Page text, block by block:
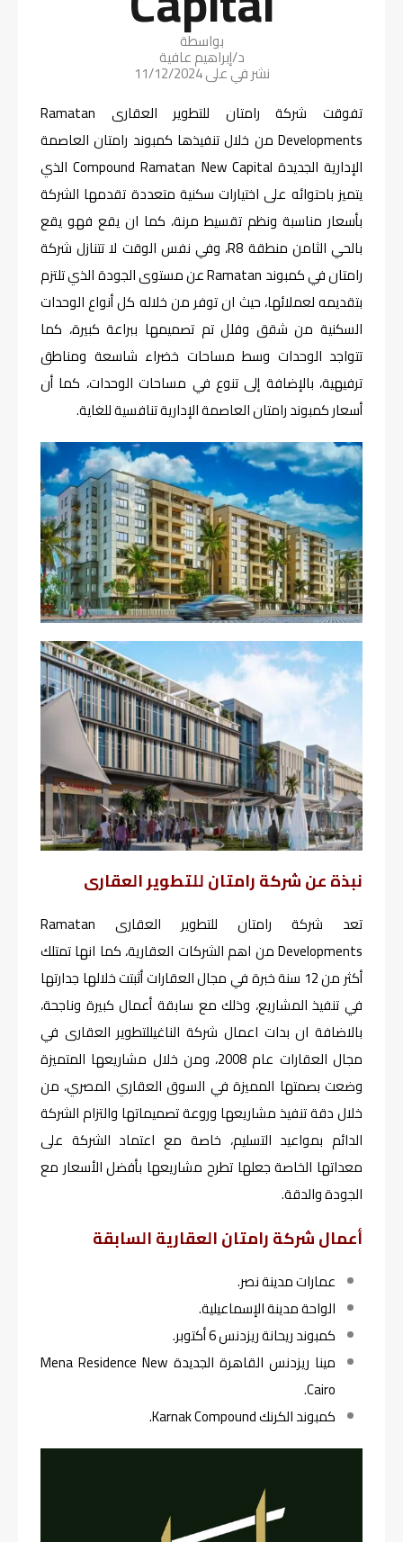
بواسطة
د/إبراهيم عافية
نشر في على11/12/2024
تفوقت شركة رامتان للتطوير العقارى Ramatan
Developments من خلال تنفيذها كمبوند رامتان العاصمة
الإدارية الجديدة Compound Ramatan New Capital الذي
يتميز باحتوائه على اختيارات سكنية متعددة تقدمها الشركة
بأسعار مناسبة ونظم تقسيط مرنة، كما ان يقع فهو يقع
بالحي الثامن منطقة R8، وفي نفس الوقت لا تتنازل شركة
رامتان في كمبوند Ramatan عن مستوى الجودة الذي تلتزم
بتقديمه لعملائها، حيث ان توفر من خلاله كل أنواع الوحدات
السكنية من شقق وفلل تم تصميمها ببراعة كبيرة، كما
تتواجد الوحدات وسط مساحات خضراء شاسعة ومناطق
ترفيهية، بالإضافة إلى تنوع في مساحات الوحدات، كما أن
أسعار كمبوند رامتان العاصمة الإدارية تنافسية للغاية.
نبذة عن شركة رامتان للتطوير العقارى
تعد شركة رامتان للتطوير العقارى Ramatan
Developments من اهم الشركات العقارية، كما انها تمتلك
أكثر من 12 سنة خبرة في مجال العقارات أثبتت خلالها جدارتها
في تنفيذ المشاريع، وذلك مع سابقة أعمال كبيرة وناجحة،
بالاضافة ان بدات اعمال شركة الناغيللتطوير العقارى في
مجال العقارات عام 2008، ومن خلال مشاريعها المتميزة
وضعت بصمتها المميزة في السوق العقاري المصري، من
خلال دقة تنفيذ مشاريعها وروعة تصميماتها والتزام الشركة
الدائم بمواعيد التسليم، خاصة مع اعتماد الشركة على
معداتها الخاصة جعلها تطرح مشاريعها بأفضل الأسعار مع
الجودة والدقة.
أعمال شركة رامتان العقارية السابقة
عمارات مدينة نصر.
الواحة مدينة الإسماعيلية.
كمبوند ريحانة ريزدنس 6 أكتوبر.
مينا ريزدنس القاهرة الجديدة Mena Residence New
Cairo.
كمبوند الكرنك Karnak Compound.